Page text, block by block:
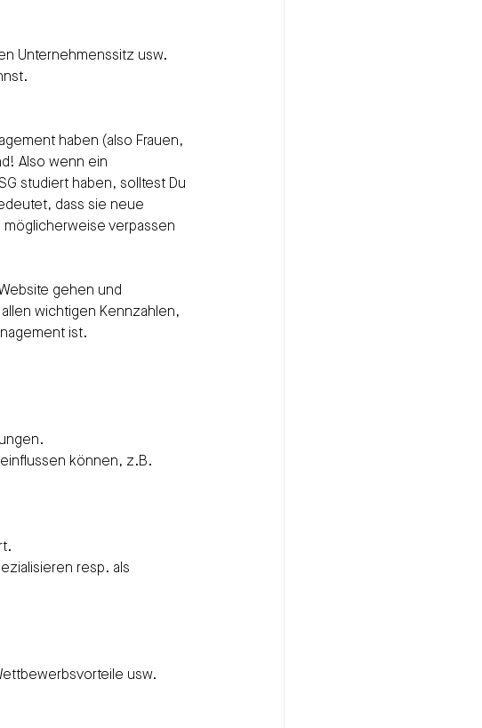
Unternehmenssitz usw.
haben (also Frauen,
Also wenn ein
studiert haben, solltest Du
dass sie neue
verpassen
gehen und
wichtigen Kennzahlen,
ist.
können, z.B.
resp. als
usw.